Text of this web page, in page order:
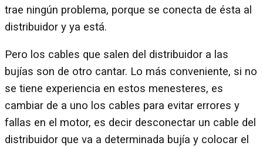
trae ningún problema, porque se conecta de ésta al
distribuidor y ya está.
Pero los cables que salen del distribuidor a las
bujías son de otro cantar. Lo más conveniente, si no
se tiene experiencia en estos menesteres, es
cambiar de a uno los cables para evitar errores y
fallas en el motor, es decir desconectar un cable del
distribuidor que va a determinada bujía y colocar el